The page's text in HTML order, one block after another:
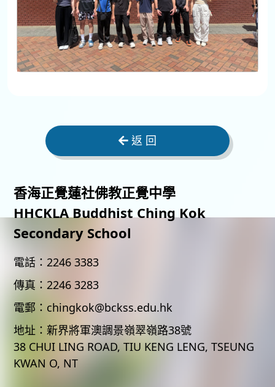
返 回
香海正覺蓮社佛教正覺中學
HHCKLA Buddhist Ching Kok
Secondary School
電話： 2246 3383
傳真： 2246 3283
電郵： chingkok@bckss.edu.hk
地址： 新界將軍澳調景嶺翠嶺路38號
38 CHUI LING ROAD, TIU KENG LENG, TSEUNG
KWAN O, NT